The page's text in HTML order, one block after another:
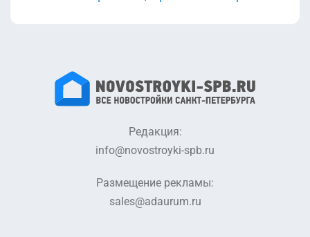
Редакция:
info@novostroyki-spb.ru
Размещение рекламы:
sales@adaurum.ru